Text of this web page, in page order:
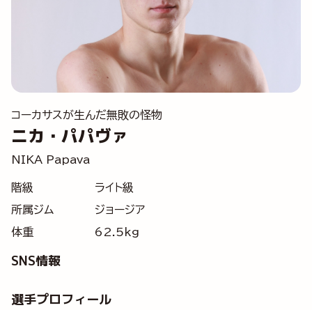
コーカサスが生んだ無敗の怪物
ニカ・パパヴァ
NIKA Papava
階級
ライト級
所属ジム
ジョージア
体重
62.5kg
SNS情報
選手プロフィール